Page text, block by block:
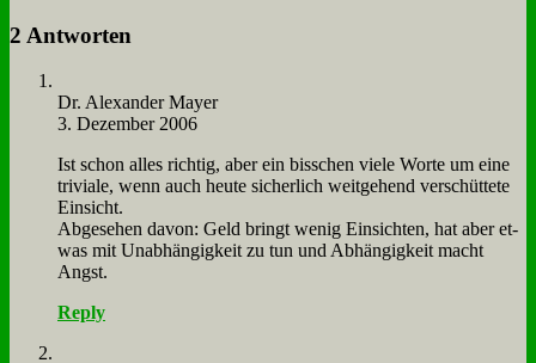
2 Antworten
Dr. Alex­an­der May­er
3. Dezember 2006
Ist schon al­les rich­tig, aber ein biss­chen vie­le Wor­te um ei­ne
tri­via­le, wenn auch heu­te si­cher­lich weit­ge­hend ver­schüt­te­te
Ein­sicht.
Ab­ge­se­hen da­von: Geld bringt we­nig Ein­sich­ten, hat aber et­
was mit Un­ab­hän­gig­keit zu tun und Ab­hän­gig­keit macht
Angst.
Reply